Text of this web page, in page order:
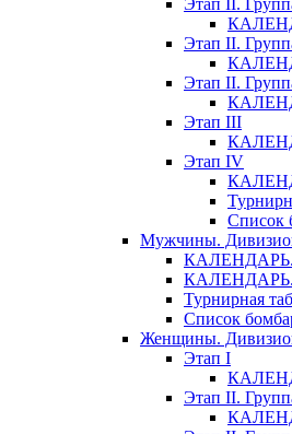
Этап II.
Этап II.
Этап II.
Этап III
Этап IV
Список
Мужчины.
КАЛЕНДАРЬ.
КАЛЕНДАРЬ.
Турнирная
Список
Женщины.
Этап I
Этап II.